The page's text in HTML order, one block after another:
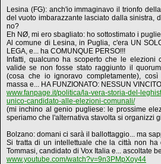
Lesina (FG): anch'io immaginavo il trionfo
del vuoto imbarazzante lasciato dalla sinistra,
no?
Eh NØ, mi ero sbagliato: ho sottostimato i
Al comune di Lesina, in Puglia, c'era UN
LEGA, e... ha COMUNQUE PERSO!!!
Infatti, qualcuno ha scoperto che le elezioni
valide se non fosse stato raggiunto il
(cosa che io ignoravo completamente),
massa e... HA FUNZIONATO: NESSUN
www.fanpage.it/politica/la-vera-storia-del-
unico-candidato-alle-elezioni-comunali/
(mi inchino al genio pugliese: le prossime
speriamo che l'alternativa stavolta si organizzi
Bolzano: domani ci sarà il ballottaggio... ma
Si tratta di un intellettuale che la città non
Tommasi, candidato di Vox Italia e... ascoltate
www.youtube.com/watch?v=9n3PMpXoy44